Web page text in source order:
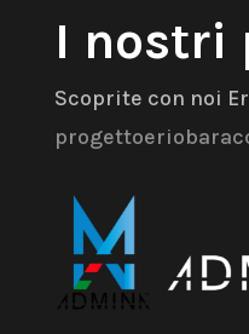
I nostri
Scoprite con noi